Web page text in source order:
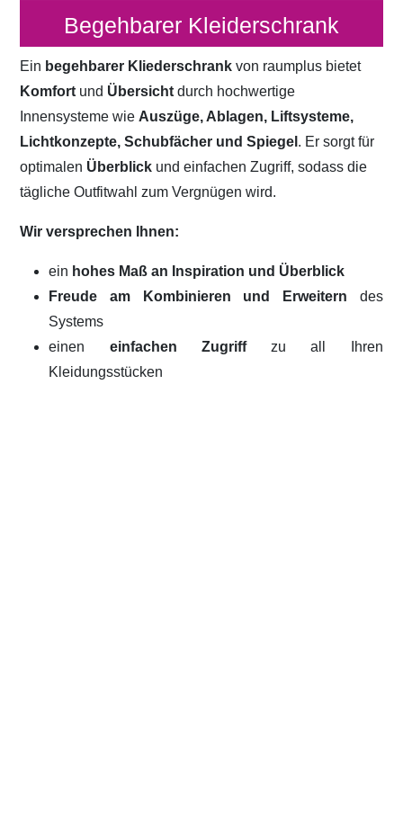
Begehbarer Kleiderschrank
Ein begehbarer Kliederschrankvon raumplus bietet
Komfort und Übersicht durch hochwertige
Innensysteme wie Auszüge, Ablagen, Liftsysteme,
Lichtkonzepte, Schubfächer und Spiegel . Er sorgt für
optimalen Überblick und einfachen Zugriff, sodass die
tägliche Outfitwahl zum Vergnügen wird.
Wir versprechen Ihnen:
ein hohes Maß an Inspiration und Überblick
Freude am Kombinieren und Erweitern des
Systems
einen einfachen Zugriffzu all Ihren
Kleidungsstücken